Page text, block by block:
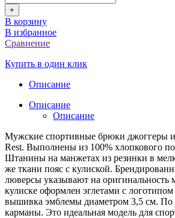
+
В корзину
В избранное
Сравнение
Купить в один клик
Описание
Описание
Описание
Мужские спортивные брюки джоггеры
Rest. Выполнены из 100% хлопкового
Штанины на манжетах из резинки в
же ткани пояс с кулиской.
люверсы указывают на
кулиске оформлен эглетами с
вышивка эмблемы диаметром 3,5 см. По
карманы. Это идеальная модель для